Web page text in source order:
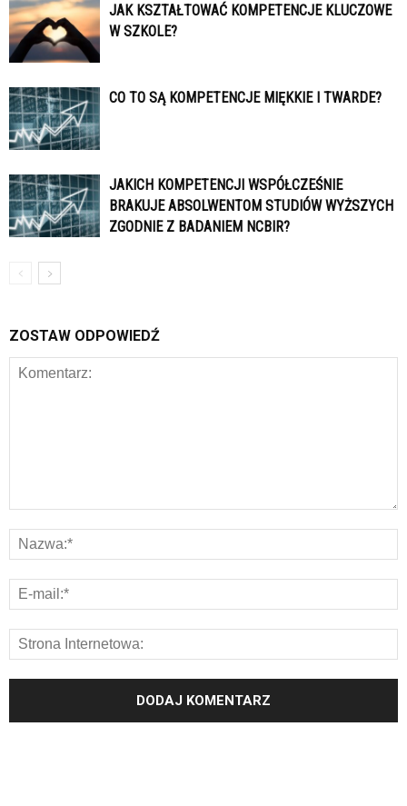
JAK KSZTAŁTOWAĆ KOMPETENCJE KLUCZOWE
W SZKOLE?
CO TO SĄ KOMPETENCJE MIĘKKIE I TWARDE?
JAKICH KOMPETENCJI WSPÓŁCZEŚNIE
BRAKUJE ABSOLWENTOM STUDIÓW WYŻSZYCH
ZGODNIE Z BADANIEM NCBIR?
ZOSTAW ODPOWIEDŹ